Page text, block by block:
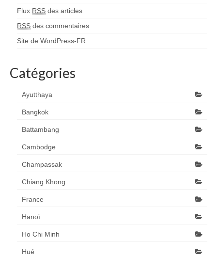
Flux RSS des articles
RSS des commentaires
Site de WordPress-FR
Catégories
Ayutthaya
Bangkok
Battambang
Cambodge
Champassak
Chiang Khong
France
Hanoï
Ho Chi Minh
Hué